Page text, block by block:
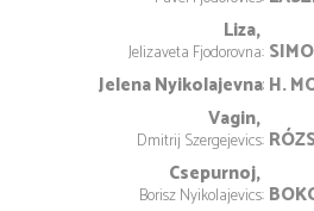
Liza
Jelizaveta Fjodorovna
Jelena Nyikolajevna H.
Vagin
Dmitrij Szergejevics
Csepurnoj
Borisz Nyikolajevics